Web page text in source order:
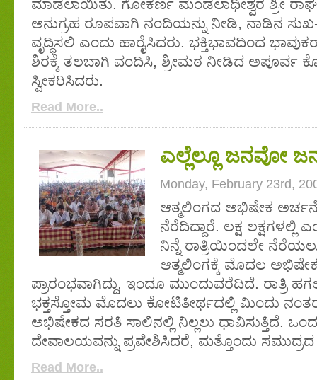
ಮಾಡಲಾಯಿತು. ಗೋಕರ್ಣ ಮಂಡಲಾಧೀಶ್ವರ ಶ್ರೀ
ಅನುಗ್ರಹ ರೂಪವಾಗಿ ನಂದಿಯನ್ನು ನೀಡಿ, ನಾಡಿನ
ವೃದ್ಧಿಸಲಿ ಎಂದು ಹಾರೈಸಿದರು. ಭಕ್ತಿಭಾವದಿಂದ
ಶಿರಕ್ಕೆ ತಲಬಾಗಿ ವಂದಿಸಿ, ಶ್ರೀಮಠ ನೀಡಿದ ಅಪೂರ್ವ
ಸ್ವೀಕರಿಸಿದರು.
Read More..
ಎಲ್ಲೆಲ್ಲೂ ಜನವೋ
Monday, February 23rd,
ಆತ್ಮಲಿಂಗದ ಅಭಿಷೇಕ
ನೆರೆದಿದ್ದಾರೆ. ಲಕ್ಷ
ನಿನ್ನೆ ರಾತ್ರಿಯಿಂದಲೇ
ಆತ್ಮಲಿಂಗಕ್ಕೆ ಮೊದಲ
ಪ್ರಾರಂಭವಾಗಿದ್ದು, ಇಂದೂ ಮುಂದುವರೆದಿದೆ. ರಾತ್ರಿ
ಭಕ್ತಸ್ತೋಮ ಮೊದಲು ಕೋಟಿತೀರ್ಥದಲ್ಲಿ ಮಿಂದು ನಂತರ
ಅಭಿಷೇಕದ ಸರತಿ ಸಾಲಿನಲ್ಲಿ ನಿಲ್ಲಲು ಧಾವಿಸುತ್ತಿದೆ.
ದೇವಾಲಯವನ್ನು ಪ್ರವೇಶಿಸಿದರೆ, ಮತ್ತೊಂದು
Read More..